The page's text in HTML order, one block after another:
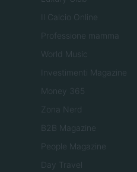
Il Calcio Online
Professione mamma
World Music
Investimenti Magazine
Money 365
Zona Nerd
B2B Magazine
People Magazine
Day Travel